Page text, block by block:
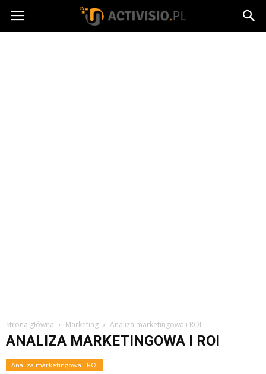
Activisio.pl
Strona główna Marketing Analiza marketingowa i ROI
ANALIZA MARKETINGOWA I ROI
Analiza marketingowa i ROI